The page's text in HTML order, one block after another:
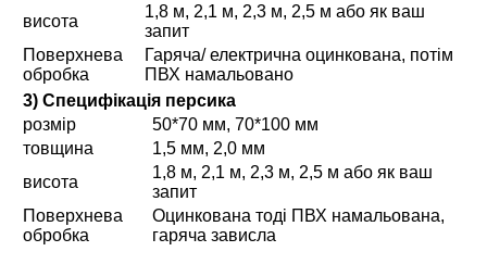
висота
1,8 м, 2,1 м, 2,3 м, 2,5 м або як ваш
запит
Поверхнева
обробка
Гаряча/ електрична оцинкована, потім
ПВХ намальовано
3) Специфікація персика
розмір
50*70 мм, 70*100 мм
товщина
1,5 мм, 2,0 мм
висота
1,8 м, 2,1 м, 2,3 м, 2,5 м або як ваш
запит
Поверхнева
обробка
Оцинкована тоді ПВХ намальована,
гаряча зависла